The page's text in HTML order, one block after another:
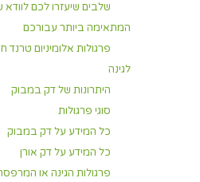
שלבים שיעזרו לכם
המתאימה ביותר עבורכם
פרגולות אלומיניום
לגינה
היתרונות של דק במבוק
סוגי פרגולות
כל המידע על דק במבוק
כל המידע על דק אורן
פרגולות הגינה או